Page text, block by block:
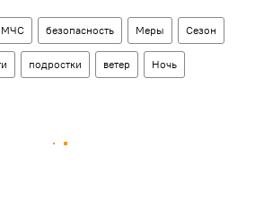
МЧС безопасность Меры Сезон
подростки ветер Ночь